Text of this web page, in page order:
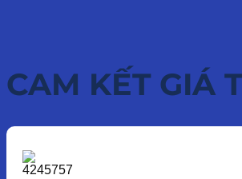
CAM KẾT GIÁ